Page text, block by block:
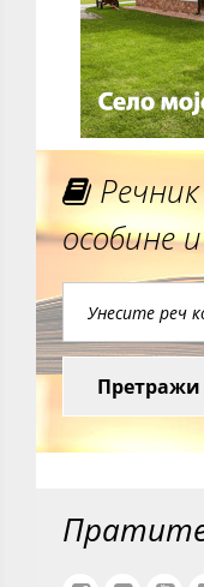
Речник
особине
Претражи